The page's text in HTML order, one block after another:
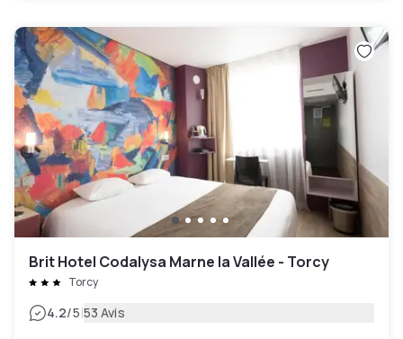
Brit Hotel Codalysa Marne la Vallée - Torcy
Torcy
4.2/5|53 Avis